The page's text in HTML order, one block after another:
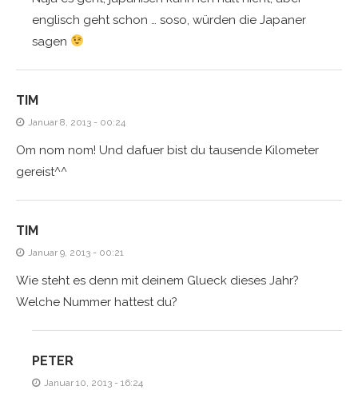
englisch geht schon … soso, würden die Japaner
sagen
TIM
Januar 8, 2013 - 00:24
Om nom nom! Und dafuer bist du tausende Kilometer
gereist^^
TIM
Januar 9, 2013 - 00:21
Wie steht es denn mit deinem Glueck dieses Jahr?
Welche Nummer hattest du?
PETER
Januar 10, 2013 - 16:24